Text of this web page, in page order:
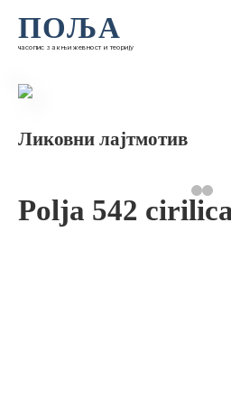
ПОЉА
часопис за књижевност и теорију
Ликовни лајтмотив
Polja 542